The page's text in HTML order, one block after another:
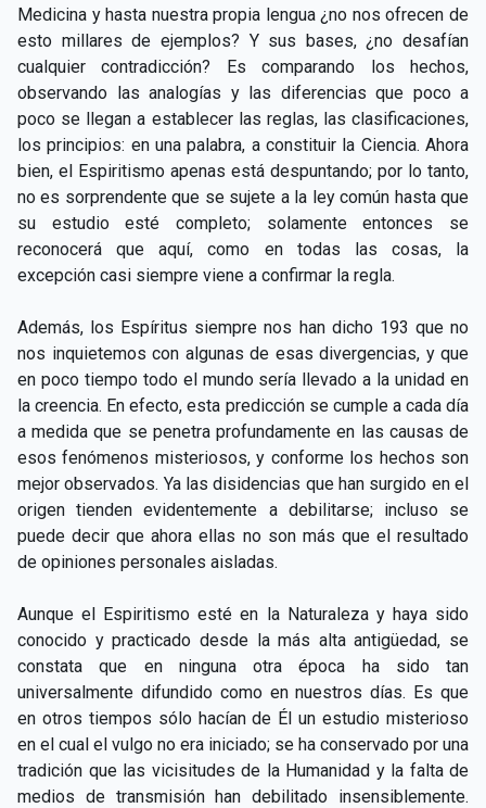
Medicina y hasta nuestra propia lengua ¿no nos ofrecen de
esto millares de ejemplos? Y sus bases, ¿no desafían
cualquier contradicción? Es comparando los hechos,
observando las analogías y las diferencias que poco a
poco se llegan a establecer las reglas, las clasificaciones,
los principios: en una palabra, a constituir la Ciencia. Ahora
bien, el Espiritismo apenas está despuntando; por lo tanto,
no es sorprendente que se sujete a la ley común hasta que
su estudio esté completo; solamente entonces se
reconocerá que aquí, como en todas las cosas, la
excepción casi siempre viene a confirmar la regla.
Además, los Espíritus siempre nos han dicho 193 que no
nos inquietemos con algunas de esas divergencias, y que
en poco tiempo todo el mundo sería llevado a la unidad en
la creencia. En efecto, esta predicción se cumple a cada día
a medida que se penetra profundamente en las causas de
esos fenómenos misteriosos, y conforme los hechos son
mejor observados. Ya las disidencias que han surgido en el
origen tienden evidentemente a debilitarse; incluso se
puede decir que ahora ellas no son más que el resultado
de opiniones personales aisladas.
Aunque el Espiritismo esté en la Naturaleza y haya sido
conocido y practicado desde la más alta antigüedad, se
constata que en ninguna otra época ha sido tan
universalmente difundido como en nuestros días. Es que
en otros tiempos sólo hacían de Él un estudio misterioso
en el cual el vulgo no era iniciado; se ha conservado por una
tradición que las vicisitudes de la Humanidad y la falta de
medios de transmisión han debilitado insensiblemente.